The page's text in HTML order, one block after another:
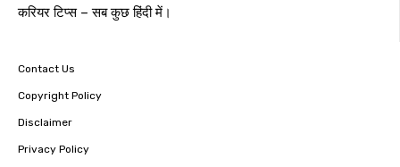
करियर टिप्स – सब कुछ हिंदी में।
Contact Us
Copyright Policy
Disclaimer
Privacy Policy